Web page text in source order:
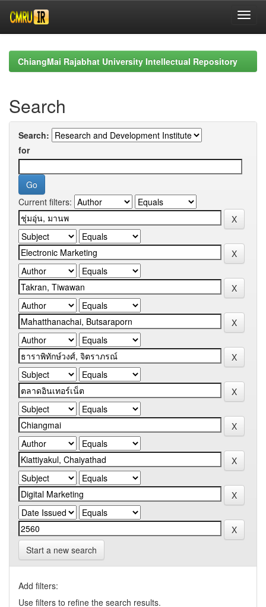
navigationChiangMai Rajabhat University Intellectual Repository
Search
Search:
for
Current filters:
Start a new search
Add filters:
Use filters to refine the search results.